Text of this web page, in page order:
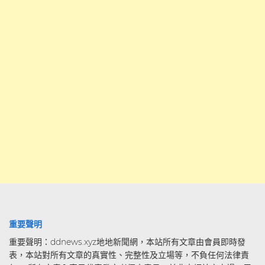
重要聲明
重要聲明：ddnews.xyz地地新聞網，本站所有文章由會員即時發
表，本站對所有文章的真實性、完整性及立場等，不負任何法律責